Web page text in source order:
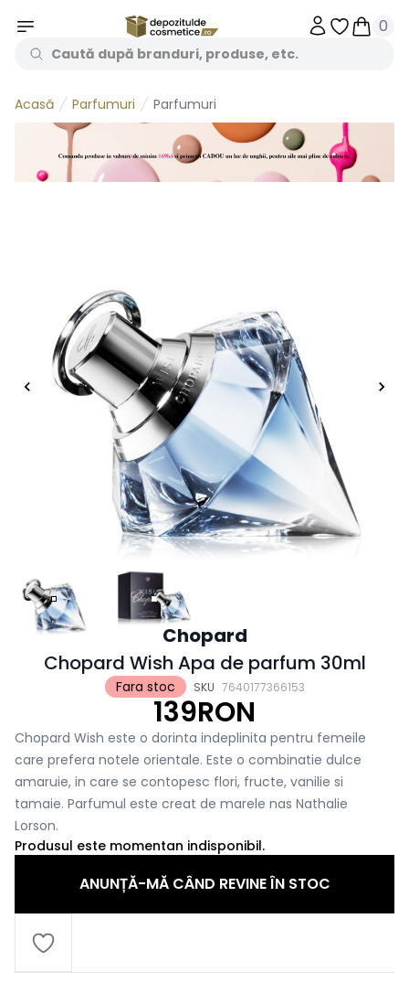
Obiecte
0
Acasă Parfumuri Parfumuri
Fara stoc SKU 7640177366153
Chopard
Chopard Wish Apa de parfum 30ml
139RON
Chopard Wish este o dorinta indeplinita pentru femeile
care prefera notele orientale. Este o combinatie dulce
amaruie, in care se contopesc flori, fructe, vanilie si
tamaie. Parfumul este creat de marele nas Nathalie
Lorson.
Produsul este momentan indisponibil.
ANUNȚĂ-MĂ CÂND REVINE ÎN STOC